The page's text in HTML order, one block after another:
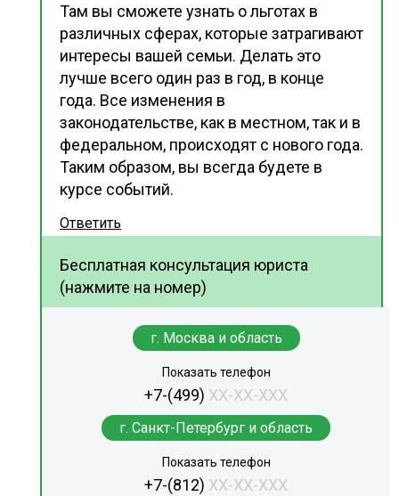
Там вы сможете узнать о льготах в
различных сферах, которые затрагивают
интересы вашей семьи. Делать это
лучше всего один раз в год, в конце
года. Все изменения в
законодательстве, как в местном, так и в
федеральном, происходят с нового года.
Таким образом, вы всегда будете в
курсе событий.
Ответить
Бесплатная консультация юриста
(нажмите на номер)
г. Москва и область
Показать телефон
+7-(499) XX-XX-XXX
г. Санкт-Петербург и область
Показать телефон
+7-(812) XX-XX-XXX